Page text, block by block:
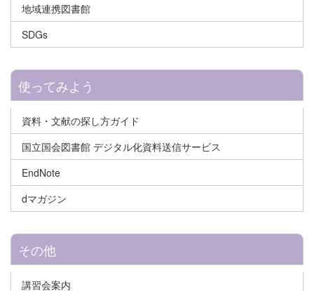
地域連携図書館
SDGs
使ってみよう
資料・文献の探し方ガイド
国立国会図書館 デジタル化資料送信サービス
EndNote
dマガジン
その他
講習会案内